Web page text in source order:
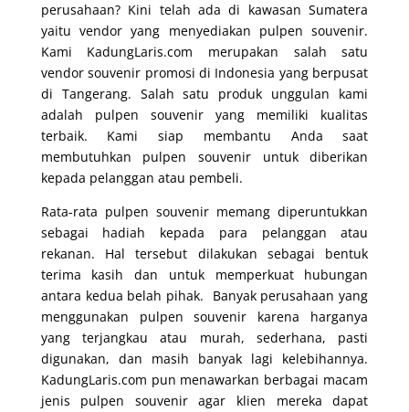
perusahaan? Kini telah ada di kawasan Sumatera
yaitu vendor yang menyediakan pulpen souvenir.
Kami KadungLaris.com merupakan salah satu
vendor souvenir promosi di Indonesia yang berpusat
di Tangerang. Salah satu produk unggulan kami
adalah pulpen souvenir yang memiliki kualitas
terbaik. Kami siap membantu Anda saat
membutuhkan pulpen souvenir untuk diberikan
kepada pelanggan atau pembeli.
Rata-rata pulpen souvenir memang diperuntukkan
sebagai hadiah kepada para pelanggan atau
rekanan. Hal tersebut dilakukan sebagai bentuk
terima kasih dan untuk memperkuat hubungan
antara kedua belah pihak. Banyak perusahaan yang
menggunakan pulpen souvenir karena harganya
yang terjangkau atau murah, sederhana, pasti
digunakan, dan masih banyak lagi kelebihannya.
KadungLaris.com pun menawarkan berbagai macam
jenis pulpen souvenir agar klien mereka dapat